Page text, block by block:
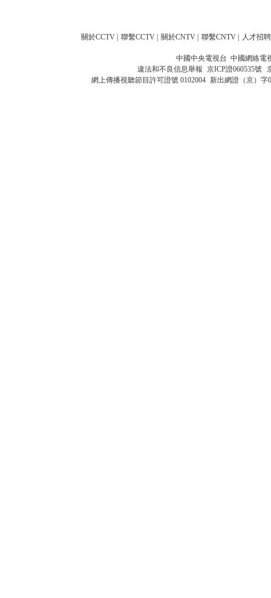
關於CCTV 聯繫CCTV 關於CNTV 聯繫CNTV 人才招聘
中國中央電視台 中國網絡電
違法和不良信息舉報 京ICP證060535號
網上傳播視聽節目許可證號 0102004 新出網證（京）